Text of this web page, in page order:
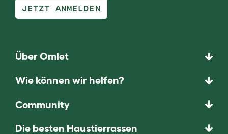
JETZT ANMELDEN
Über Omlet
Wie können wir helfen?
Community
Die besten Haustierrassen